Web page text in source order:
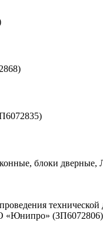
блоки
«Юнипро» (ЗП6072806)